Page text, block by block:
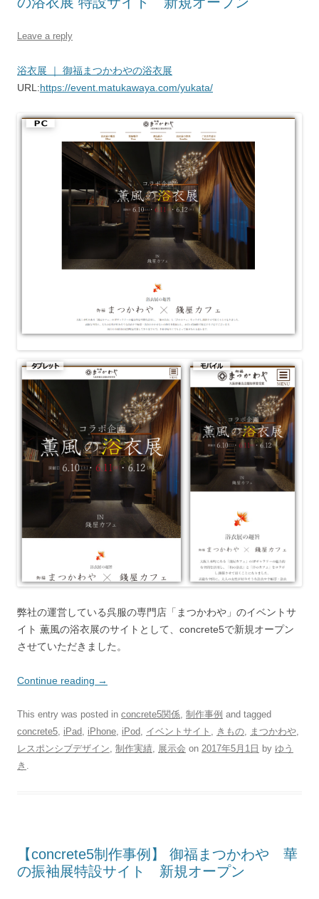
Leave a reply
浴衣展 ｜ 御福まつかわやの浴衣展
URL:https://event.matukawaya.com/yukata/
弊社の運営している呉服の専門店「まつかわや」のイベントサ
イト 薫風の浴衣展のサイトとして、concrete5で新規オープン
させていただきました。
Continue reading →
This entry was posted in concrete5関係, 制作事例 and tagged
concrete5, iPad, iPhone, iPod, イベントサイト , きもの, まつかわや,
レスポンシブデザイン, 制作実績, 展示会 on 2017年5月1日 by ゆう
き .
【concrete5制作事例】 御福まつかわや 華
の振袖展特設サイト 新規オープン